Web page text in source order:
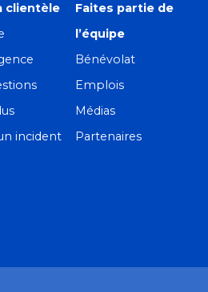
clientèle
incident
Faites partie de
l’équipe
Bénévolat
Emplois
Médias
Partenaires